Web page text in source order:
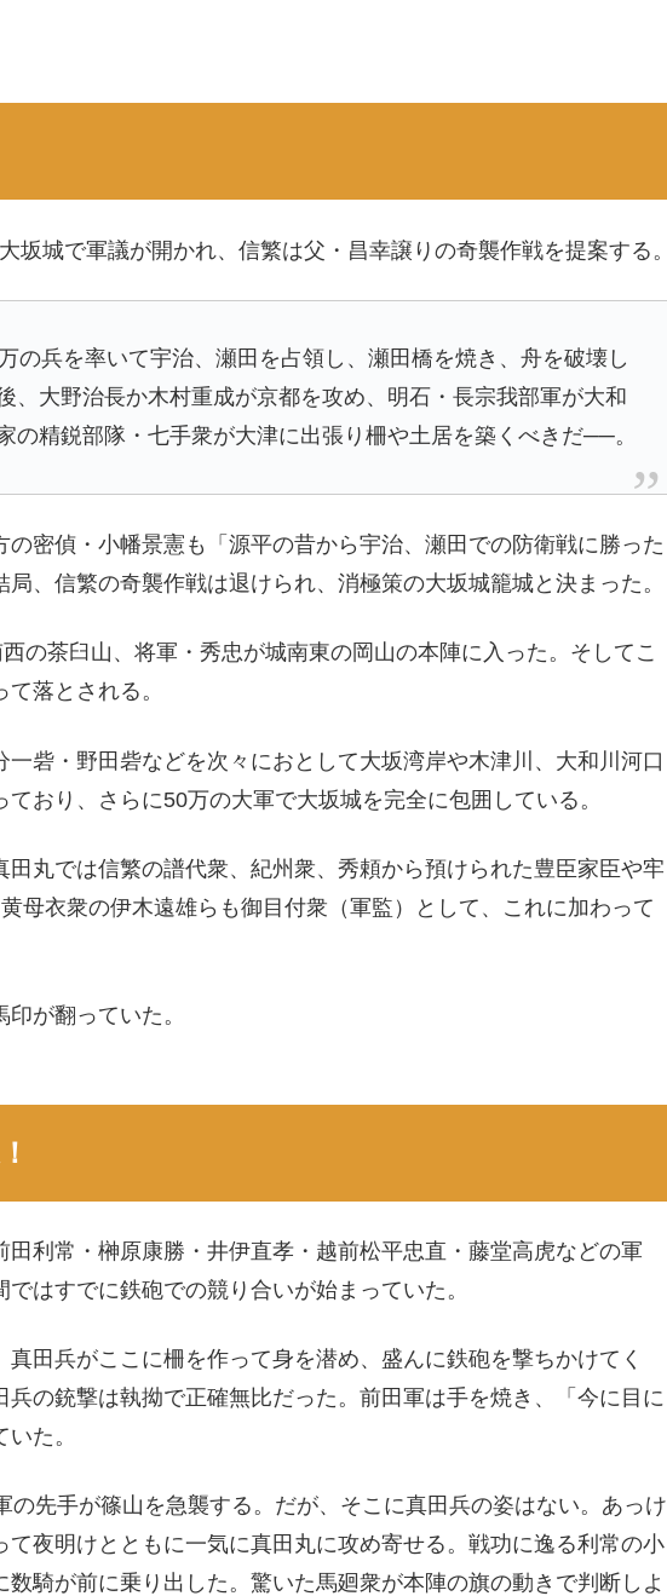
坂城で軍議が開かれ、信繁は父・昌幸譲りの奇襲作戦を提案する。
の兵を率いて宇治、瀬田を占領し、瀬田橋を焼き、舟を破壊し
、大野治長か木村重成が京都を攻め、明石・長宗我部軍が大和
の精鋭部隊・七手衆が大津に出張り柵や土居を築くべきだ──。
の密偵・小幡景憲も「源平の昔から宇治、瀬田での防衛戦に勝った
、信繁の奇襲作戦は退けられ、消極策の大坂城籠城と決まった。
の茶臼山、将軍・秀忠が城南東の岡山の本陣に入った。そしてこ
落とされる。
砦・野田砦などを次々におとして大坂湾岸や木津川、大和川河口
おり、さらに50万の大軍で大坂城を完全に包囲している。
田丸では信繁の譜代衆、紀州衆、秀頼から預けられた豊臣家臣や牢
母衣衆の伊木遠雄らも御目付衆（軍監）として、これに加わって
が翻っていた。
利常・榊原康勝・井伊直孝・越前松平忠直・藤堂高虎などの軍
はすでに鉄砲での競り合いが始まっていた。
田兵がここに柵を作って身を潜め、盛んに鉄砲を撃ちかけてく
兵の銃撃は執拗で正確無比だった。前田軍は手を焼き、「今に目に
た。
先手が篠山を急襲する。だが、そこに真田兵の姿はない。あっけ
て夜明けとともに一気に真田丸に攻め寄せる。戦功に逸る利常の小
騎が前に乗り出した。驚いた馬廻衆が本陣の旗の動きで判断しよ